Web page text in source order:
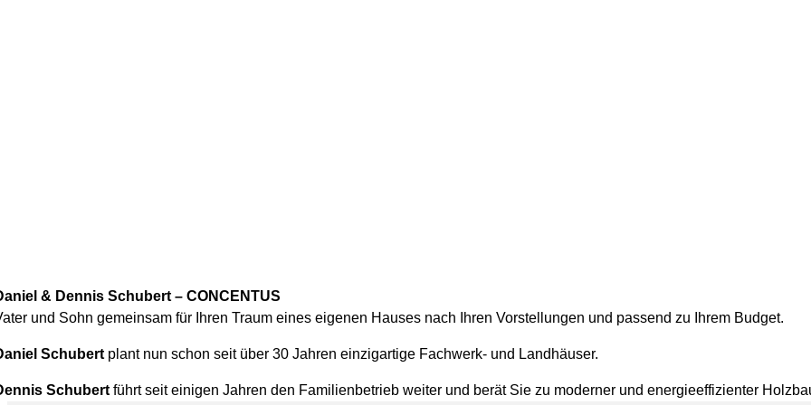
& Dennis Schubert – CONCENTUS
und Sohn gemeinsam für Ihren Traum eines eigenen Hauses nach Ihren Vorstellungen und passend zu Ihrem Budget.
Schubert plant nun schon seit über 30 Jahren einzigartige Fachwerk- und Landhäuser.
Schubert führt seit einigen Jahren den Familienbetrieb weiter und berät Sie zu moderner und energieeffizienter